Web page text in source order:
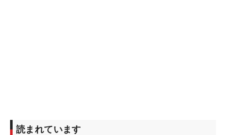
読まれています